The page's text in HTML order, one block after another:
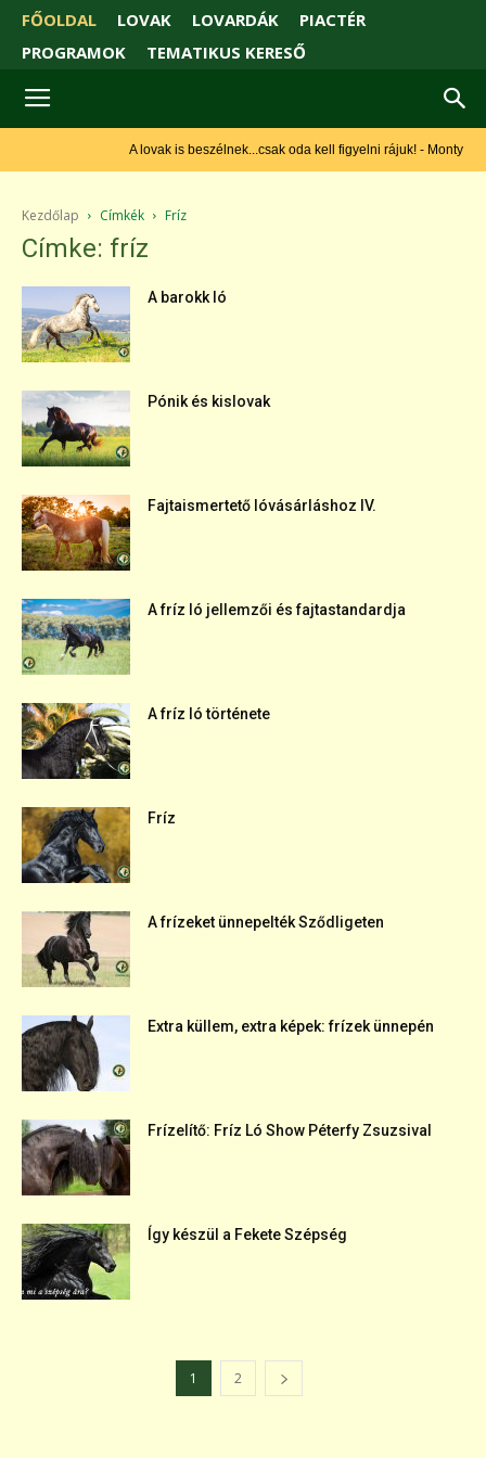
FŐOLDAL LOVAK LOVARDÁK
PIACTÉR
PROGRAMOK
TEMATIKUS KERESŐ
A lovak is beszélnek...csak oda kell figyelni rájuk! - Monty Roberts
Kezdőlap Címkék Fríz
Címke: fríz
A barokk ló
Pónik és kislovak
Fajtaismertető lóvásárláshoz IV.
A fríz ló jellemzői és fajtastandardja
A fríz ló története
Fríz
A frízeket ünnepelték Sződligeten
Extra küllem, extra képek: frízek ünnepén
Frízelítő: Fríz Ló Show Péterfy Zsuzsival
Így készül a Fekete Szépség
1 2